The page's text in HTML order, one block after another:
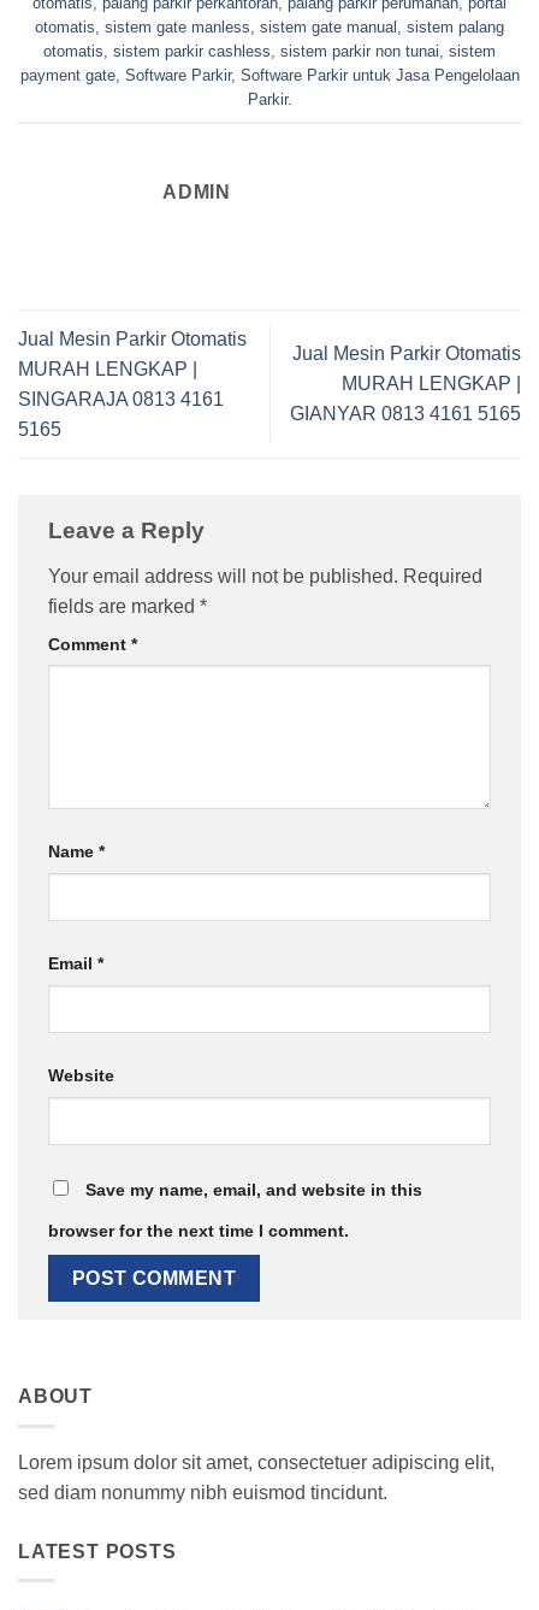
otomatis sistem gate manless sistem gate manual
sistem palang
otomatis sistem parkir cashless sistem parkir non tunai sistem
payment gate, Software Parkir, Software Parkir untuk Jasa Pengelolaan
Parkir.
ADMIN
Jual Mesin Parkir Otomatis
MURAH LENGKAP |
SINGARAJA 0813 4161
5165
Jual Mesin Parkir Otomatis
MURAH LENGKAP |
GIANYAR 0813 4161 5165
Leave a Reply
Your email address will not be published. Required
fields are marked *
Comment *
Name *
Email *
Website
Save my name, email, and website in this
browser for the next time I comment.
ABOUT
Lorem ipsum dolor sit amet, consectetuer adipiscing elit,
sed diam nonummy nibh euismod tincidunt.
LATEST POSTS